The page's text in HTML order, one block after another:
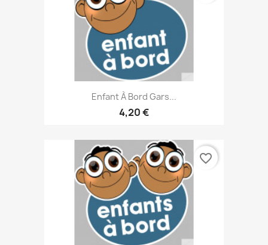
Enfant À Bord Gars...
4,20 €
favorite_border